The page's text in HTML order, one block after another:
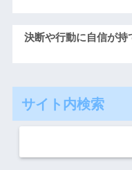
決断や行動に自信が
サイト内検索